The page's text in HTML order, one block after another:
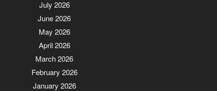
July 2026
June 2026
May 2026
April 2026
March 2026
February 2026
January 2026